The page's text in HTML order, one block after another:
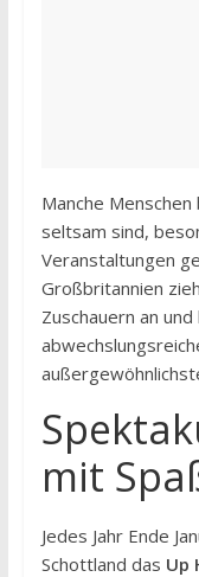
Manche
seltsam sind,
Veranstaltungen
Großbritannien
Zuschauern an
mit
Jedes Jahr Ende
Schottland das Up